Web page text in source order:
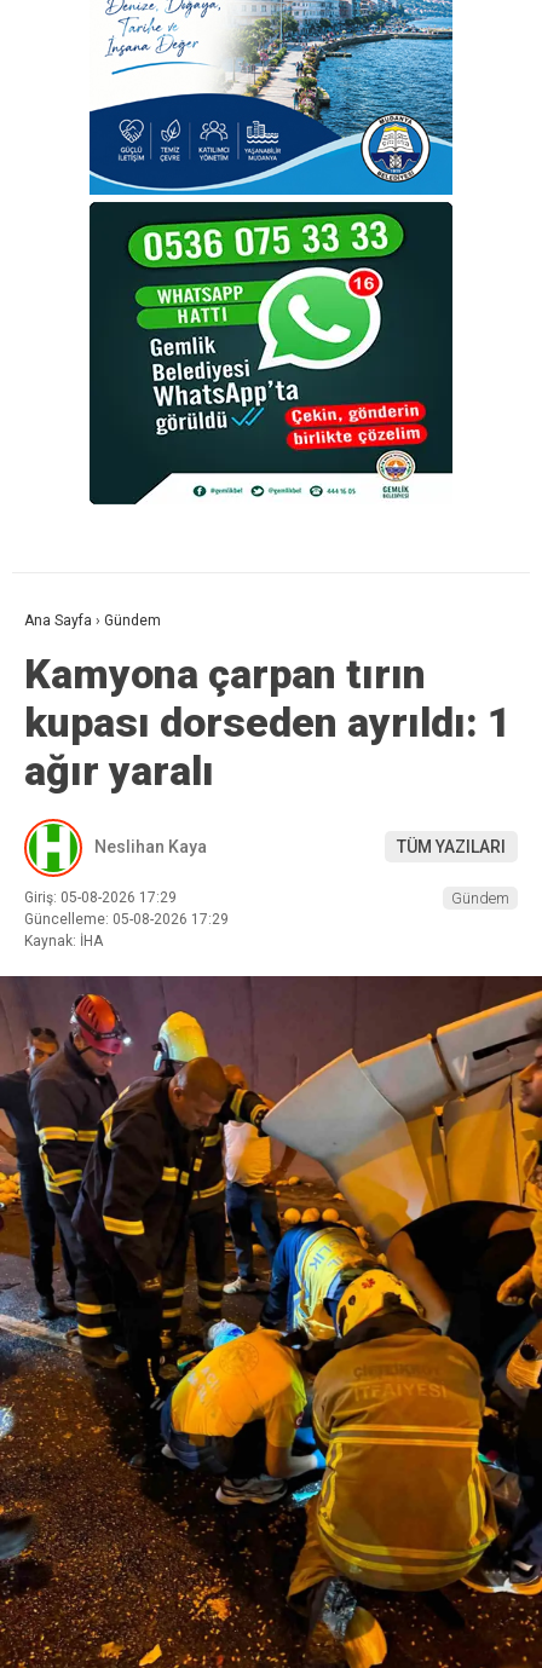
Ana Sayfa › Gündem
Kamyona çarpan tırın
kupası dorseden ayrıldı: 1
ağır yaralı
Neslihan Kaya TÜM YAZILARI
Giriş: 05-08-2026 17:29
Güncelleme: 05-08-2026 17:29
Kaynak: İHA
Gündem